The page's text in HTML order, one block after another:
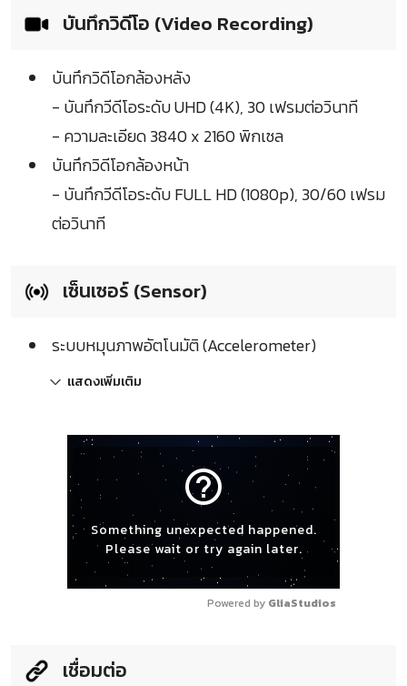
บันทึกวิดีโอ (Video Recording)
บันทึกวิดีโอกล้องหลัง
- บันทึกวีดีโอระดับ UHD (4K), 30 เฟรมต่อวินาที
- ความละเอียด 3840 x 2160 พิกเซล
บันทึกวิดีโอกล้องหน้า
- บันทึกวีดีโอระดับ FULL HD (1080p), 30/60 เฟรม
ต่อวินาที
เซ็นเซอร์ (Sensor)
ระบบหมุนภาพอัตโนมัติ (Accelerometer)
แสดงเพิ่มเติม
help_outline
Something unexpected happened.
Please wait or try again later.
Powered by GliaStudios
เชื่อมต่อ